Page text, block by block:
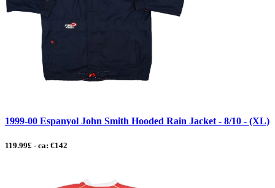
1999-00 Espanyol John Smith Hooded Rain Jacket - 8/10 - (XL)
119.99£ - ca: €142